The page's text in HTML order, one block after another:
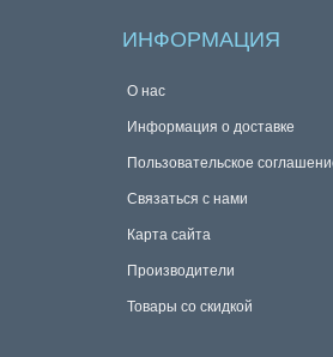
ИНФОРМАЦИЯ
О нас
Информация о доставке
Пользовательское
Связаться с нами
Карта сайта
Производители
Товары со скидкой